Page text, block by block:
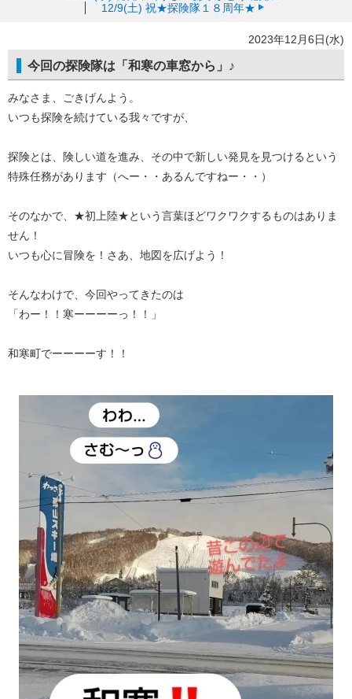
12/9(土) 祝★探険隊１８周年★
2023年12月6日(水)
今回の探険隊は「和寒の車窓から」♪
みなさま、ごきげんよう。
いつも探険を続けている我々ですが、
探険とは、険しい道を進み、その中で新しい発見を見つけるという
特殊任務があります（へー・・あるんですねー・・）
そのなかで、★初上陸★という言葉ほどワクワクするものはありま
せん！
いつも心に冒険を！さあ、地図を広げよう！
そんなわけで、今回やってきたのは
「わー！！寒ーーーーっ！！」
和寒町でーーーーす！！